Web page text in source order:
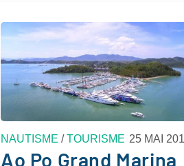
NAUTISME / TOURISME 25 MAI
Ao Po Grand Marina